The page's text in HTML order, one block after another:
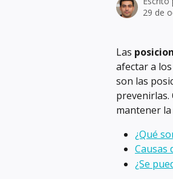
29 de
Las
afectar a
son las
prevenirlas.
mantener
¿Qué
Causas
¿Se